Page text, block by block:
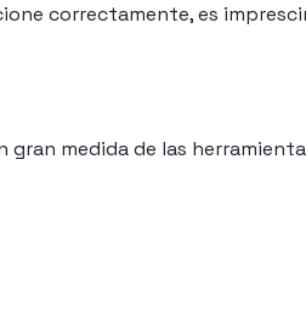
correctamente, es
medida de las